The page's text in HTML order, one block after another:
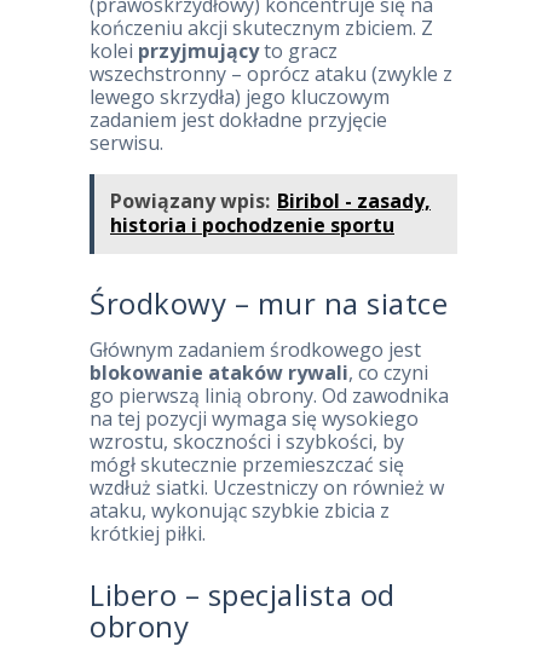
kończeniu akcji skutecznym zbiciem. Z
kolei przyjmującyto gracz
wszechstronny – oprócz ataku (zwykle z
lewego skrzydła) jego kluczowym
zadaniem jest dokładne przyjęcie
serwisu.
Powiązany wpis: Biribol - zasady,
historia i pochodzenie sportu
Środkowy – mur na siatce
Głównym zadaniem środkowego jest
blokowanie ataków rywali, co czyni
go pierwszą linią obrony. Od zawodnika
na tej pozycji wymaga się wysokiego
wzrostu, skoczności i szybkości, by
mógł skutecznie przemieszczać się
wzdłuż siatki. Uczestniczy on również w
ataku, wykonując szybkie zbicia z
krótkiej piłki.
Libero – specjalista od
obrony